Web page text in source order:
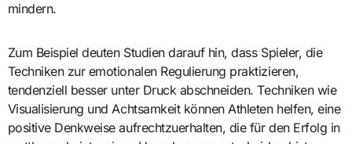
mindern.
Zum Beispiel deuten Studien darauf hin, dass Spieler, die
Techniken zur emotionalen Regulierung praktizieren,
tendenziell besser unter Druck abschneiden. Techniken wie
Visualisierung und Achtsamkeit können Athleten helfen, eine
positive Denkweise aufrechtzuerhalten, die für den Erfolg in